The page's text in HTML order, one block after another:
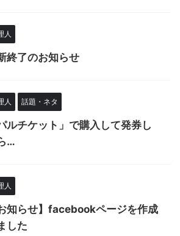
人
終了のお知らせ
人 話題・ネタ
ルチケット」で購入して発券し
…
人
お知らせ】facebookページを作成
した